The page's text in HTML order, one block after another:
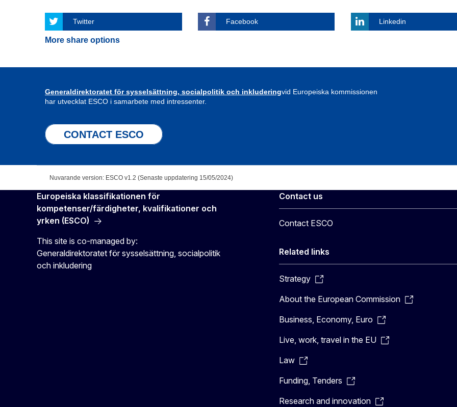
Twitter Facebook Linkedin
More share options
Generaldirektoratet för sysselsättning, socialpolitik och inkluderingvid Europeiska kommissionen
har utvecklat ESCO i samarbete med intressenter.
CONTACT ESCO
Nuvarande version: ESCO v1.2 (Senaste uppdatering 15/05/2024)
Europeiska klassifikationen för
kompetenser/färdigheter, kvalifikationer och
yrken (ESCO)
This site is co-managed by:
Generaldirektoratet för sysselsättning, socialpolitik
och inkludering
Contact us
Contact ESCO
Related links
Strategy
About the European Commission
Business, Economy, Euro
Live, work, travel in the EU
Law
Funding, Tenders
Research and innovation